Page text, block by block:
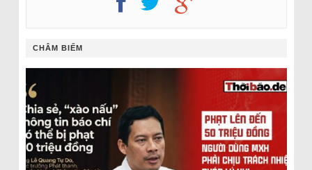
CHÂM BIẾM